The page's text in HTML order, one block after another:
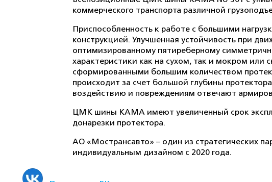
коммерческого транспорта различной
Приспособленность к работе с большими
конструкцией. Улучшенная устойчивость при
оптимизированному пятиреберному
характеристики как на сухом, так и мокром или
сформированными большим количеством
происходит за счет большой глубины
воздействию и повреждениям отвечают
ЦМК шины КАМА имеют увеличенный срок
донарезки протектора.
АО «Мострансавто» – один из стратегических
индивидуальным дизайном с 2020 года.